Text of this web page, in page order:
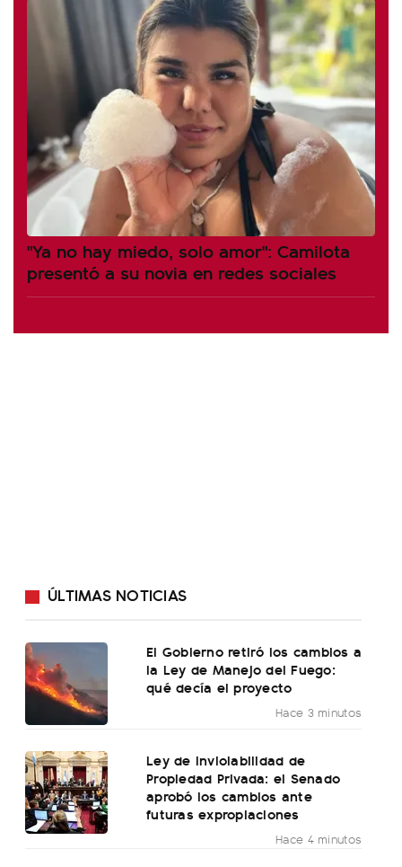
"Ya no hay miedo, solo amor": Camilota
presentó a su novia en redes sociales
ÚLTIMAS NOTICIAS
El Gobierno retiró los cambios a
la Ley de Manejo del Fuego:
qué decía el proyecto
Hace 3 minutos
Ley de Inviolabilidad de
Propiedad Privada: el Senado
aprobó los cambios ante
futuras expropiaciones
Hace 4 minutos